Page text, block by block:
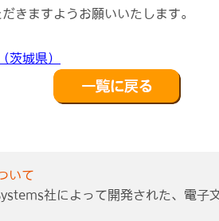
きますようお願いいたします。
茨城県）
いて
社によって開発された、電子